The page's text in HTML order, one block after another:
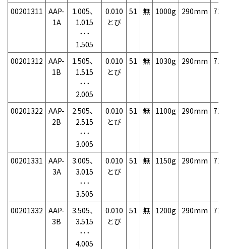
00201311 AAP-
1A
1.005、
1.015
･･･
1.505
0.010
とび
51 無 1000g 290mm
00201312 AAP-
1B
1.505、
1.515
･･･
2.005
0.010
とび
51 無 1030g 290mm
00201322 AAP-
2B
2.505、
2.515
･･･
3.005
0.010
とび
51 無 1100g 290mm
00201331 AAP-
3A
3.005、
3.015
･･･
3.505
0.010
とび
51 無 1150g 290mm
00201332 AAP-
3B
3.505、
3.515
･･･
4.005
0.010
とび
51 無 1200g 290mm